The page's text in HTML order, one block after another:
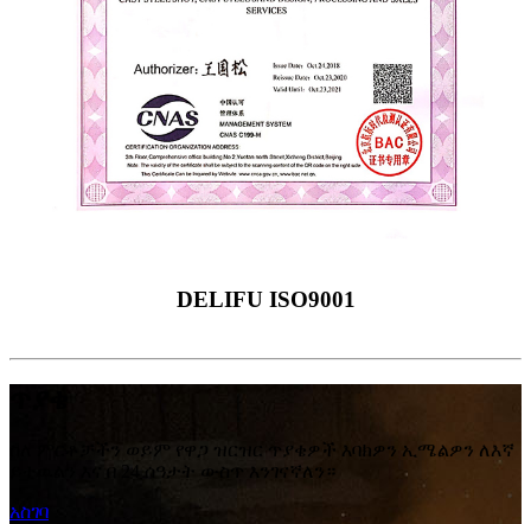
DELIFU ISO9001
ስለ ምርቶቻችን ወይም የዋጋ ዝርዝር ጥያቄዎች እባክዎን ኢሜልዎን ለእኛ
ይተዉልን እና በ 24 ሰዓታት ውስጥ እንገናኛለን።
አስገባ